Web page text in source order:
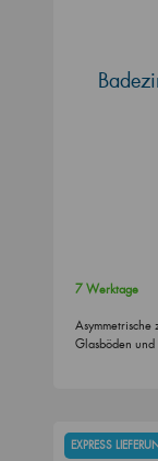
7 Werktage
Glasböden und
EXPRESS